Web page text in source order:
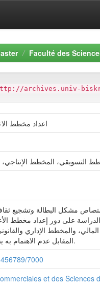
Faculté des
archives.univ-
اعداد مخطط
مشكل البطالة وتشجيع
على دور إعداد مخطط
والمخطط الإداري
المقابل عدم الاهتمام به ينجم عنه مشاكل قد تؤدي إلى زوال المؤسسة.
7000
et des Sciences